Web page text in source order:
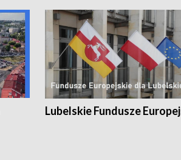
Lubelskie Fundusze